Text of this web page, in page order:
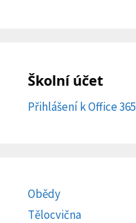
Školní účet
Přihlášení k Office 365
Obědy
Tělocvična